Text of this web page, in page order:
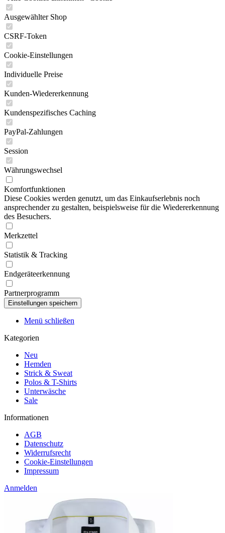
Ausgewählter Shop
CSRF-Token
Cookie-Einstellungen
Individuelle Preise
Kunden-Wiedererkennung
Kundenspezifisches Caching
PayPal-Zahlungen
Session
Währungswechsel
Komfortfunktionen
Diese Cookies werden genutzt, um das Einkaufserlebnis noch
ansprechender zu gestalten, beispielsweise für die Wiedererkennung
des Besuchers.
Merkzettel
Statistik & Tracking
Endgeräteerkennung
Partnerprogramm
Menü schließen
Kategorien
Neu
Hemden
Strick & Sweat
Polos & T-Shirts
Unterwäsche
Sale
Informationen
AGB
Datenschutz
Widerrufsrecht
Cookie-Einstellungen
Impressum
Anmelden